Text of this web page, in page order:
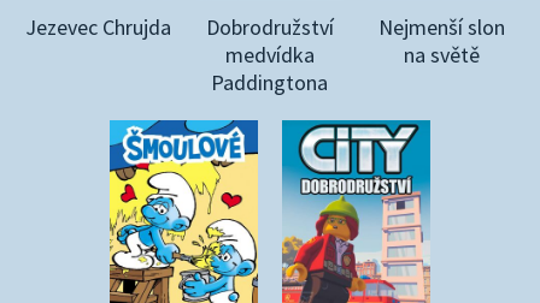
Jezevec Chrujda
Dobrodružství
medvídka
Paddingtona
Nejmenší slon
na světě